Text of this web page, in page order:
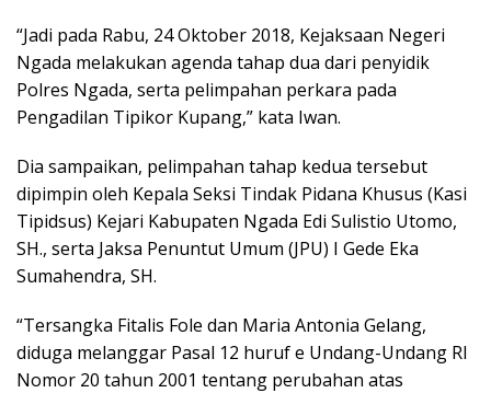
“Jadi pada Rabu, 24 Oktober 2018, Kejaksaan Negeri
Ngada melakukan agenda tahap dua dari penyidik
Polres Ngada, serta pelimpahan perkara pada
Pengadilan Tipikor Kupang,” kata Iwan.
Dia sampaikan, pelimpahan tahap kedua tersebut
dipimpin oleh Kepala Seksi Tindak Pidana Khusus (Kasi
Tipidsus) Kejari Kabupaten Ngada Edi Sulistio Utomo,
SH., serta Jaksa Penuntut Umum (JPU) I Gede Eka
Sumahendra, SH.
“Tersangka Fitalis Fole dan Maria Antonia Gelang,
diduga melanggar Pasal 12 huruf e Undang-Undang RI
Nomor 20 tahun 2001 tentang perubahan atas